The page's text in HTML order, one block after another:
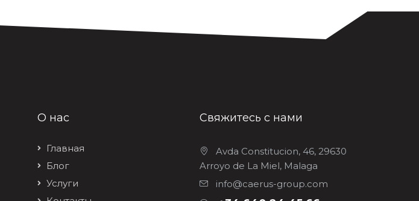
О нас
Главная
Блог
Услуги
Свяжитесь с нами
Avda Constitucion, 46, 29630
Arroyo de La Miel, Malaga
info@caerus-group.com